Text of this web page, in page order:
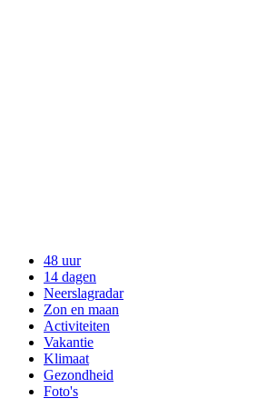
48 uur
14 dagen
Neerslagradar
Zon en maan
Activiteiten
Vakantie
Klimaat
Gezondheid
Foto's